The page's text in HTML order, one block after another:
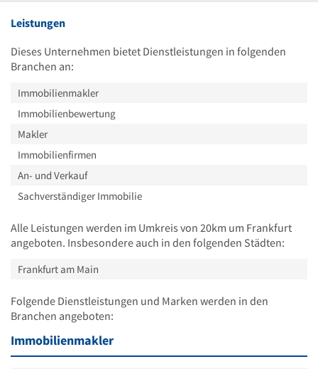
Leistungen
Dieses Unternehmen bietet Dienstleistungen in folgenden
Branchen an:
Immobilienmakler
Immobilienbewertung
Makler
Immobilienfirmen
An- und Verkauf
Sachverständiger Immobilie
Alle Leistungen werden im Umkreis von 20km um Frankfurt
angeboten. Insbesondere auch in den folgenden Städten:
Frankfurt am Main
Folgende Dienstleistungen und Marken werden in den
Branchen angeboten:
Immobilienmakler